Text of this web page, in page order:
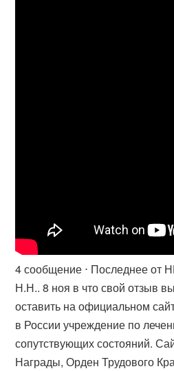
4 сообщение ⋅ Последнее от
Н.Н.. 8 ноя в что свой отзыв
оставить на официальном
в России учреждение по
сопутствующих состояний.
Награды, Орден Трудового